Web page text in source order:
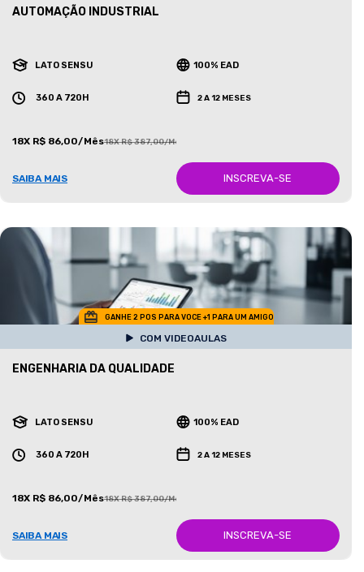
AUTOMAÇÃO INDUSTRIAL
LATO SENSU 100% EAD
360 A 720H 2 A 12 MESES
18X R$ 86,00/Mês18X R$ 387,00/Mês
SAIBA MAIS INSCREVA-SE
GANHE 2 POS PARA VOCE +1 PARA UM AMIGO
COM VIDEOAULAS
ENGENHARIA DA QUALIDADE
LATO SENSU 100% EAD
360 A 720H 2 A 12 MESES
18X R$ 86,00/Mês18X R$ 387,00/Mês
SAIBA MAIS INSCREVA-SE